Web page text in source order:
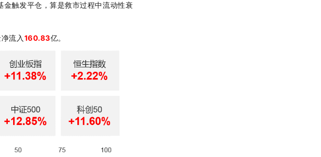
金触发平仓 ，算是救市过程中流动性衰
流入160.83亿。